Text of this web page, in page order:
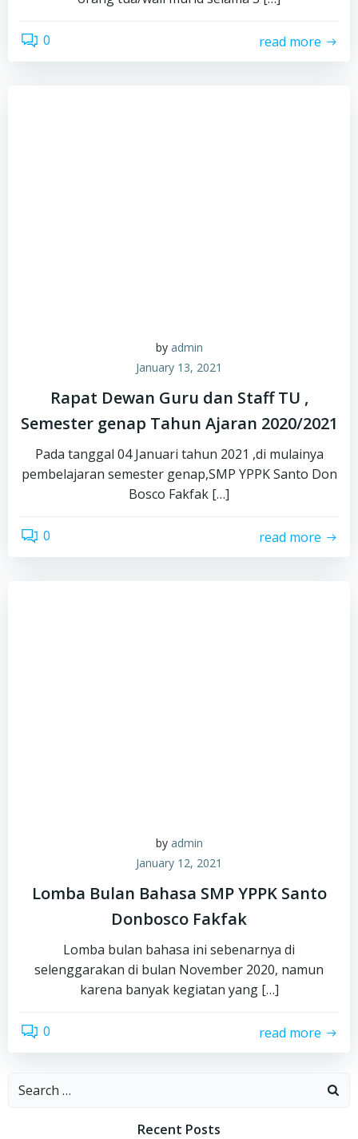
0 read more
by admin
January 13, 2021
Rapat Dewan Guru dan Staff TU ,
Semester genap Tahun Ajaran 2020/2021
Pada tanggal 04 Januari tahun 2021 ,di mulainya
pembelajaran semester genap,SMP YPPK Santo Don
Bosco Fakfak […]
0 read more
by admin
January 12, 2021
Lomba Bulan Bahasa SMP YPPK Santo
Donbosco Fakfak
Lomba bulan bahasa ini sebenarnya di
selenggarakan di bulan November 2020, namun
karena banyak kegiatan yang […]
0 read more
Search
Recent Posts